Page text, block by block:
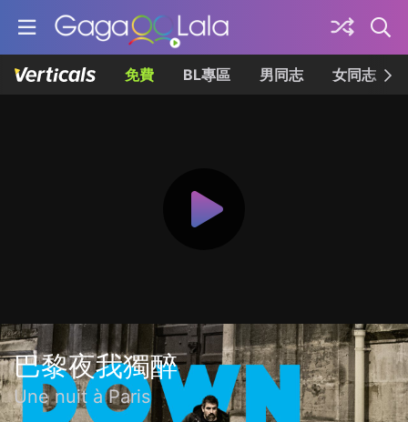
免費 BL專區 男同志 女同志
巴黎夜我獨醉
Une nuit à Paris